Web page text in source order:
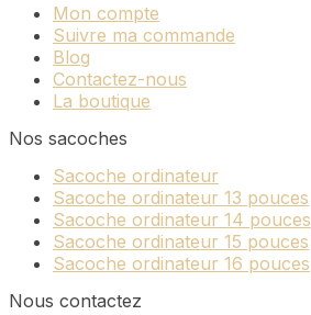
Mon compte
Suivre ma commande
Blog
Contactez-nous
La boutique
Nos sacoches
Sacoche ordinateur
Sacoche ordinateur 13 pouces
Sacoche ordinateur 14 pouces
Sacoche ordinateur 15 pouces
Sacoche ordinateur 16 pouces
Nous contactez